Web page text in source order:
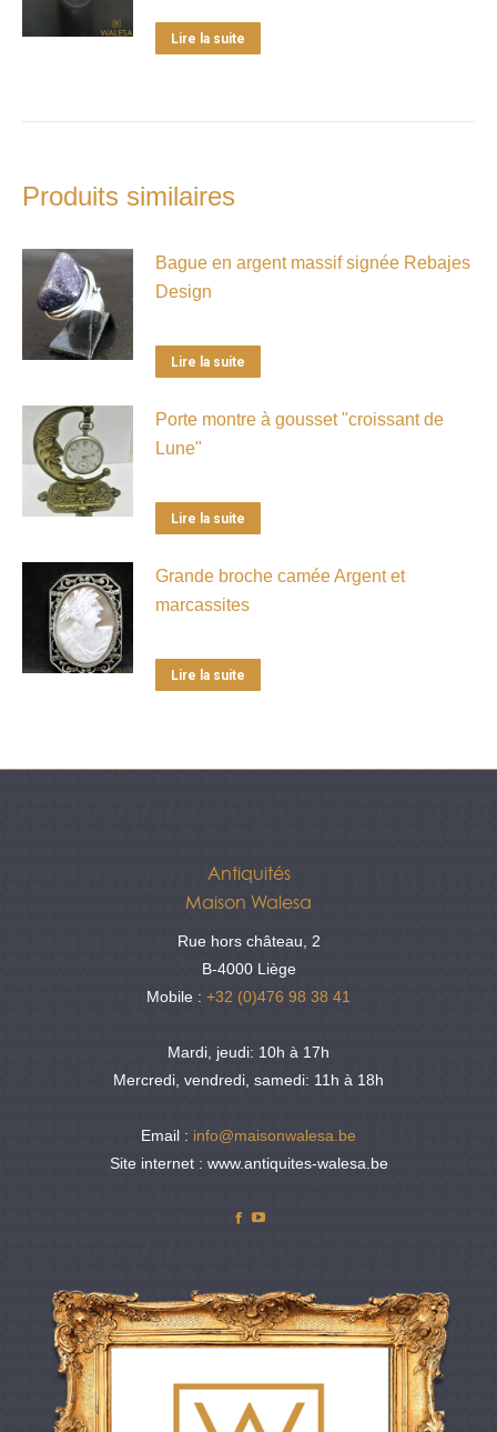
Lire la suite
Produits similaires
Bague en argent massif signée Rebajes
Design
Lire la suite
Porte montre à gousset "croissant de
Lune"
Lire la suite
Grande broche camée Argent et
marcassites
Lire la suite
Antiquités
Maison Walesa
Rue hors château, 2
B-4000 Liège
Mobile : +32 (0)476 98 38 41
Mardi, jeudi: 10h à 17h
Mercredi, vendredi, samedi: 11h à 18h
Email : info@maisonwalesa.be
Site internet : www.antiquites-walesa.be
Facebook